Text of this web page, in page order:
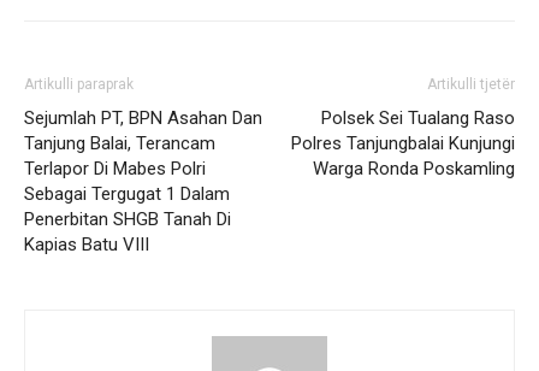
Artikulli paraprak
Sejumlah PT, BPN Asahan Dan
Tanjung Balai, Terancam
Terlapor Di Mabes Polri
Sebagai Tergugat 1 Dalam
Penerbitan SHGB Tanah Di
Kapias Batu VIII
Artikulli tjetër
Polsek Sei Tualang Raso
Polres Tanjungbalai Kunjungi
Warga Ronda Poskamling